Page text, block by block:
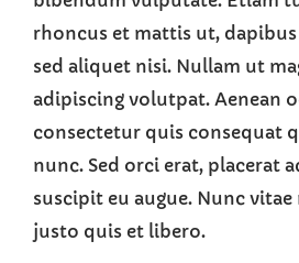
rhoncus et mattis ut,
sed aliquet nisi. Nullam ut
adipiscing volutpat. Aenean
consectetur quis consequat
nunc. Sed orci erat, placerat
suscipit eu augue. Nunc
justo quis et libero.